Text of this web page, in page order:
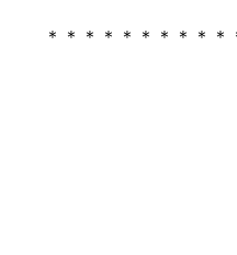
＊＊＊＊＊＊＊＊＊